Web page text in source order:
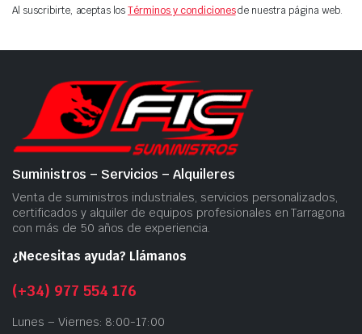
Al suscribirte, aceptas losTérminos y condicionesde nuestra página web.
Suministros – Servicios – Alquileres
Venta de suministros industriales, servicios personalizados,
certificados y alquiler de equipos profesionales en Tarragona
con más de 50 años de experiencia.
¿Necesitas ayuda? Llámanos
(+34) 977 554 176
Lunes – Viernes: 8:00-17:00